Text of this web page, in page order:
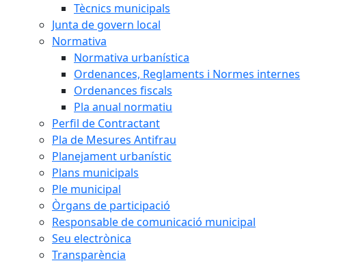
Tècnics municipals
Junta de govern local
Normativa
Normativa urbanística
Ordenances, Reglaments i Normes internes
Ordenances fiscals
Pla anual normatiu
Perfil de Contractant
Pla de Mesures Antifrau
Planejament urbanístic
Plans municipals
Ple municipal
Òrgans de participació
Responsable de comunicació municipal
Seu electrònica
Transparència